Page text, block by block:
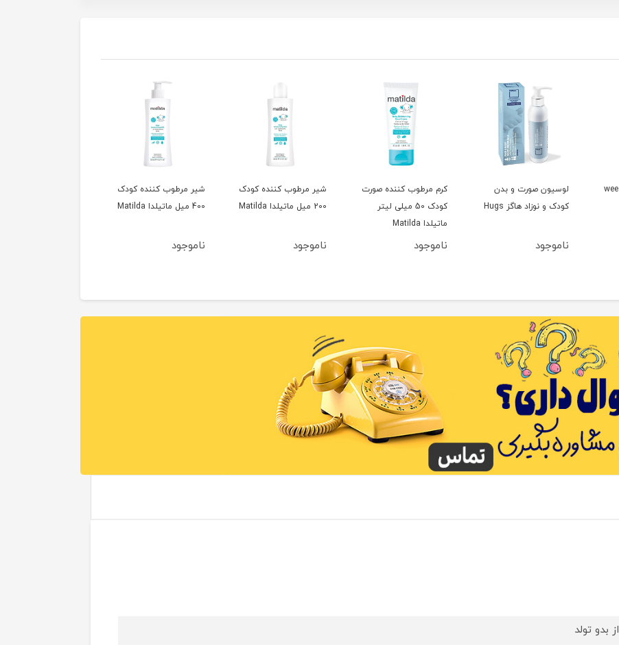
وازلین ژله ای وی کر wee
لوسیون صورت و بدن
کودک و نوزاد هاگز Hugs
ناموجود
کرم مرطوب کننده صورت
کودک 50 میلی لیتر
ماتیلدا Matilda
ناموجود
شیر مرطوب کننده کودک
200 میل ماتیلدا Matilda
ناموجود
شیر مرطوب کننده کودک
400 میل ماتیلدا Matilda
ناموجود
از بدو تولد